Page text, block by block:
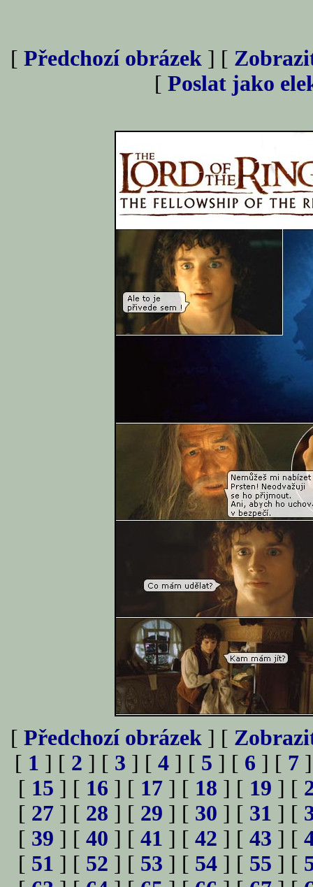
[ Předchozí obrázek ] [
[ Poslat jako
[ Předchozí obrázek ] [
[ 1 ] [ 2 ] [ 3 ] [ 4 ] [ 5 ] [ 6 ] [ 7
[ 15 ] [ 16 ] [ 17 ] [ 18 ] [ 19 ] [
[ 27 ] [ 28 ] [ 29 ] [ 30 ] [ 31 ] [
[ 39 ] [ 40 ] [ 41 ] [ 42 ] [ 43 ] [
[ 51 ] [ 52 ] [ 53 ] [ 54 ] [ 55 ] [